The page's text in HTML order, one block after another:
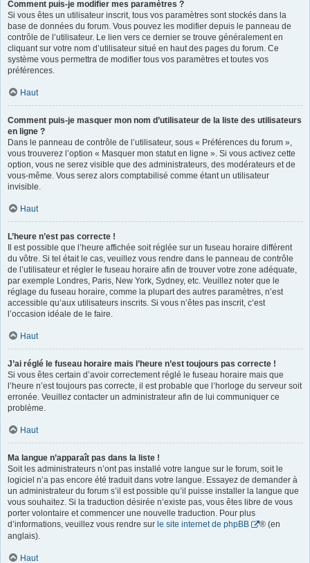
Comment puis-je modifier mes paramètres ?
Si vous êtes un utilisateur inscrit, tous vos paramètres sont stockés dans la
base de données du forum. Vous pouvez les modifier depuis le panneau de
contrôle de l’utilisateur. Le lien vers ce dernier se trouve généralement en
cliquant sur votre nom d’utilisateur situé en haut des pages du forum. Ce
système vous permettra de modifier tous vos paramètres et toutes vos
préférences.
Haut
Comment puis-je masquer mon nom d’utilisateur de la liste des utilisateurs
en ligne ?
Dans le panneau de contrôle de l’utilisateur, sous « Préférences du forum »,
vous trouverez l’option « Masquer mon statut en ligne ». Si vous activez cette
option, vous ne serez visible que des administrateurs, des modérateurs et de
vous-même. Vous serez alors comptabilisé comme étant un utilisateur
invisible.
Haut
L’heure n’est pas correcte !
Il est possible que l’heure affichée soit réglée sur un fuseau horaire différent
du vôtre. Si tel était le cas, veuillez vous rendre dans le panneau de contrôle
de l’utilisateur et régler le fuseau horaire afin de trouver votre zone adéquate,
par exemple Londres, Paris, New York, Sydney, etc. Veuillez noter que le
réglage du fuseau horaire, comme la plupart des autres paramètres, n’est
accessible qu’aux utilisateurs inscrits. Si vous n’êtes pas inscrit, c’est
l’occasion idéale de le faire.
Haut
J’ai réglé le fuseau horaire mais l’heure n’est toujours pas correcte !
Si vous êtes certain d’avoir correctement réglé le fuseau horaire mais que
l’heure n’est toujours pas correcte, il est probable que l’horloge du serveur soit
erronée. Veuillez contacter un administrateur afin de lui communiquer ce
problème.
Haut
Ma langue n’apparaît pas dans la liste !
Soit les administrateurs n’ont pas installé votre langue sur le forum, soit le
logiciel n’a pas encore été traduit dans votre langue. Essayez de demander à
un administrateur du forum s’il est possible qu’il puisse installer la langue que
vous souhaitez. Si la traduction désirée n’existe pas, vous êtes libre de vous
porter volontaire et commencer une nouvelle traduction. Pour plus
d’informations, veuillez vous rendre sur le site internet de phpBB
® (en
anglais).
Haut